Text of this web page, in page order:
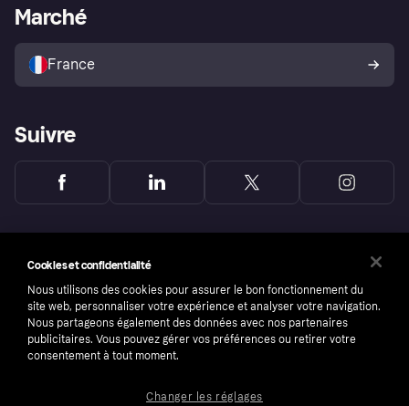
Explorez les magasins
Politique de protection de
l’acheteur Klarna
Portail Marchand
Marché
France
Suivre
Cookies et confidentialité
Nous utilisons des cookies pour assurer le bon fonctionnement du
site web, personnaliser votre expérience et analyser votre navigation.
Nous partageons également des données avec nos partenaires
publicitaires. Vous pouvez gérer vos préférences ou retirer votre
consentement à tout moment.
Changer les réglages